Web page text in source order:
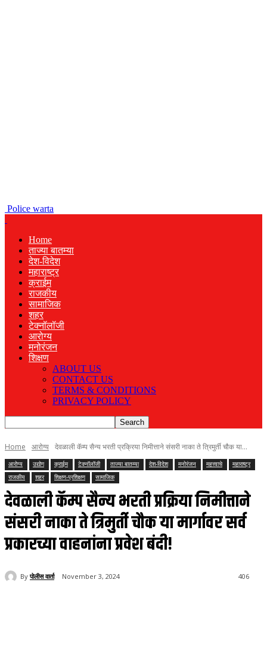
Police warta
Home
ताज्या बातम्या
देश-विदेश
महाराष्ट्र
क्राईम
राजकीय
सामाजिक
शहर
टेक्नॉलॉजी
आरोग्य
मनोरंजन
शिक्षण
ABOUT US
CONTACT US
TERMS & CONDITIONS
PRIVACY POLICY
Home आरोग्य देवळाली कॅम्प सैन्य भरती प्रक्रिया निमीत्ताने संसरी नाका ते त्रिमुर्ती चौक या...
आरोग्य उद्योग क्राईम टेक्नॉलॉजी ताज्या बातम्या देश-विदेश मनोरंजन महत्त्वाचे
महाराष्ट्र
राजकीय
शहर शिक्षण-प्रशिक्षण सामाजिक
देवळाली कॅम्प सैन्य भरती प्रक्रिया निमीत्ताने
संसरी नाका ते त्रिमुर्ती चौक या मार्गावर सर्व
प्रकारच्या वाहनांना प्रवेश बंदी!
By पोलीस वार्ता November 3, 2024 406